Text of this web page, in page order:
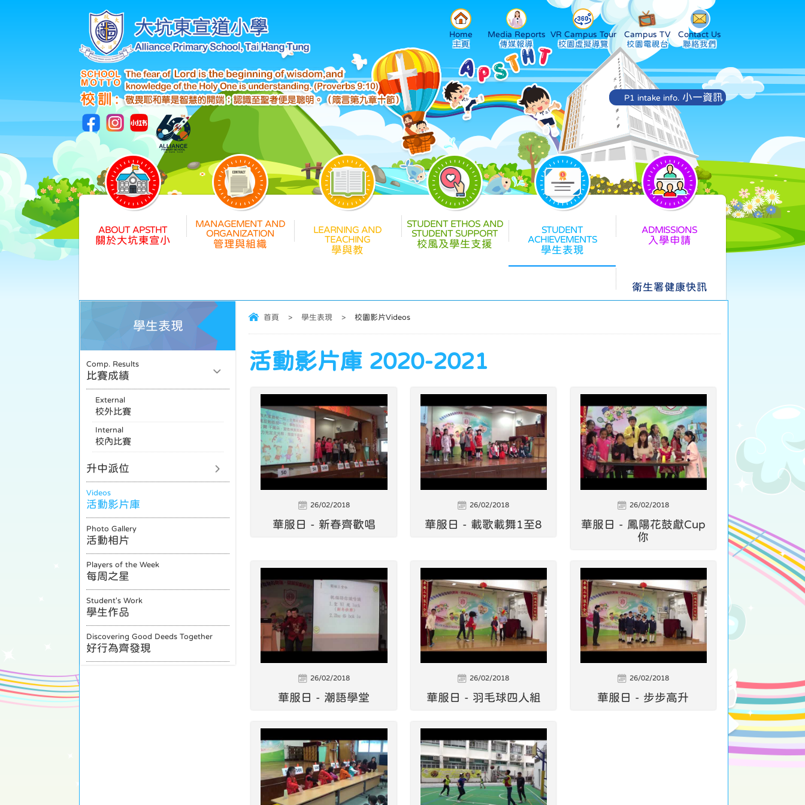
Home Media Reports VR Campus Tour Campus TV Contact Us
P1 intake info. 小一資訊
關於大坑東宣小 管理與組織
學與教
校風及學生支援
學生表現
入學申請
衛生署健康快訊
首頁 > 學生表現 > 校園影片Videos
活動影片庫 2020-2021
26/02/2018
華服日 - 新春齊歡唱
26/02/2018
華服日 - 載歌載舞1至8
26/02/2018
華服日 - 鳳陽花鼓獻Cup
你
26/02/2018
華服日 - 潮語學堂
26/02/2018
華服日 - 羽毛球四人組
26/02/2018
華服日 - 步步高升
學生表現
Comp. Results
比賽成績
External
校外比賽
Internal
校內比賽
升中派位
Videos
活動影片庫
Photo Gallery
活動相片
Players of the Week
每周之星
Student's Work
學生作品
Discovering Good Deeds Together
好行為齊發現